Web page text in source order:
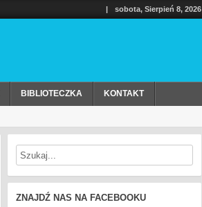
| sobota, Sierpień 8, 2026
BIBLIOTECZKA KONTAKT
ZNAJDŹ NAS NA FACEBOOKU